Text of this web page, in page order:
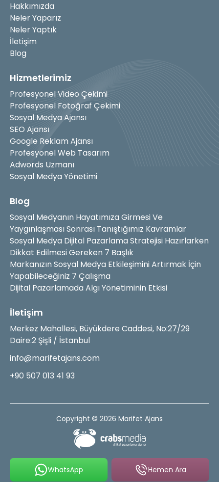
WhatsApp Hemen Ara
Hakkımızda
Neler Yaparız
Neler Yaptık
İletişim
Blog
Hizmetlerimiz
Profesyonel Video Çekimi
Profesyonel Fotoğraf Çekimi
Sosyal Medya Ajansı
SEO Ajansı
Google Reklam Ajansı
Profesyonel Web Tasarım
Adwords Uzmanı
Sosyal Medya Yönetimi
Blog
Sosyal Medyanın Hayatımıza Girmesi Ve
Yaygınlaşması Sonrası Tanıştığımız Kavramlar
Sosyal Medya Dijital Pazarlama Stratejisi Hazırlarken
Dikkat Edilmesi Gereken 7 Başlık
Markanızın Sosyal Medya Etkileşimini Artırmak İçin
Yapabileceğiniz 7 Çalışma
Dijital Pazarlamada Algı Yönetiminin Etkisi
İletişim
Merkez Mahallesi, Büyükdere Caddesi, No:27/29
Daire:2 Şişli / İstanbul
info@marifetajans.com
+90 507 013 41 93
Copyright © 2026 Marifet Ajans